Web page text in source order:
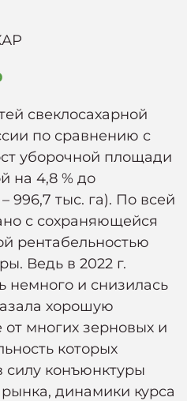
свеклосахарной
по сравнению с
уборочной площади
на 4,8 % до
996,7 тыс. га). По всей
с сохраняющейся
рентабельностью
Ведь в 2022 г.
немного и снизилась
хорошую
от многих зерновых и
которых
силу конъюнктуры
динамики курса